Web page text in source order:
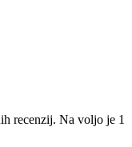
recenzij. Na voljo je 1